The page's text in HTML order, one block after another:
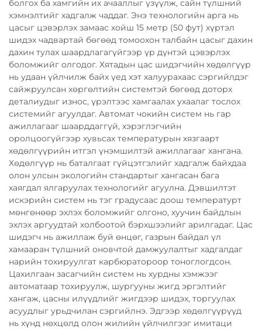
болгох ба хамгийн их ачааллыг үзүүлж, сайн түлшний
хэмнэлтийг хадгалж чаддаг. Энэ технологийн арга нь
цасыг цэвэрлэх замаас хойш 15 метр (50 фут) хүртэл
шидэх чадвартай бөгөөд томоохон талбайн цасыг дахин
дахин тулах шаардлагагүйгээр үр дүнтэй цэвэрлэх
боломжийг олгодог. Хятадын цас шидэгчийн хөдөлгүүр
нь удаан үйлчилж байх үед хэт халуурахаас сэргийлдэг
сайжруулсан хөргөлтийн системтэй бөгөөд доторх
деталиудыг износ, үрэлтээс хамгаалах ухаалаг тослох
системийг агуулдаг. Автомат чокийн систем нь гар
ажиллагааг шаарддаггүй, хэрэглэгчийн
оролцоогүйгээр хувьсах температурын хязгаарт
хөдөлгүүрийн итгэл үнэмшилтэй ажиллагааг хангана.
Хөдөлгүүр нь баталгаат гүйцэтгэлийг хадгалж байхдаа
олон улсын экологийн стандартыг хангасан бага
хаягдал ялгаруулах технологийг агуулна. Дэвшилтэт
искэрийн систем нь тэг градусаас доош температурт
мөнгөнөөр эхлэх боломжийг олгоно, хуучин байдлын
эхлэх аргуудтай холбоотой бэрхшээлийг арилгадаг. Цас
шидэгч нь ажиллаж буй өнцөг, газрын байдал үл
хамааран түлшний оновчтой дамжуулалтыг хадгалдаг
нарийн тохируулгат карбюратороор тоноглогдсон.
Цахилгаан засагчийн систем нь хурдны хэмжээг
автоматаар тохируулж, шургууны жигд эргэлтийг
хангаж, цасны илүүдлийг жигдээр шидэх, торгуулах
асуудлыг урьдчилан сэргийлнэ. Эдгээр хөдөлгүүрүүд
нь хүнд нөхцөлд олон жилийн үйлчилгээг имитаци